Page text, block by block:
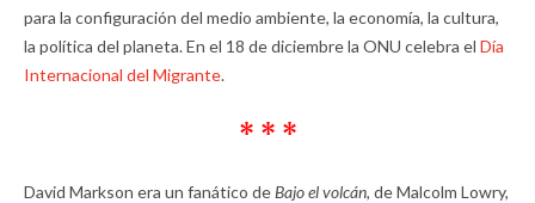
para la configuración del medio ambiente, la economía, la cultura,
la política del planeta. En el 18 de diciembre la ONU celebra el Día
Internacional del Migrante.
* * *
David Markson era un fanático deBajo el volcán, de Malcolm Lowry,